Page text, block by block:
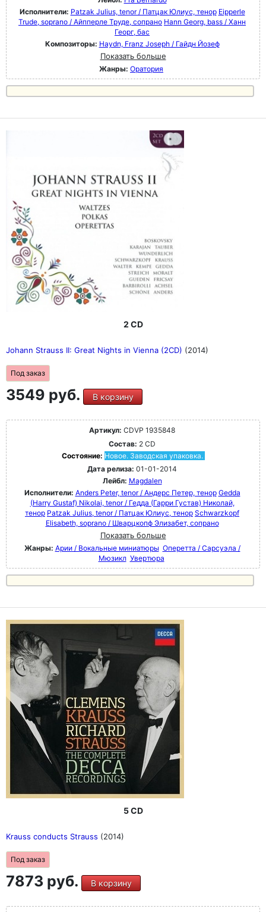
Исполнители: Patzak Julius, tenor / Патцак Юлиус, тенор Eipperle
Trude, soprano / Айпперле Труде, сопрано Hann Georg, bass / Ханн
Георг, бас
Композиторы: Haydn, Franz Joseph / Гайдн Йозеф
Показать больше
Жанры: Оратория
2 CD
Johann Strauss II: Great Nights in Vienna (2CD) (2014)
Под заказ
3549 руб. В корзину
Артикул: CDVP 1935848
Состав: 2 CD
Состояние: Новое. Заводская упаковка.
Дата релиза: 01-01-2014
Лейбл: Magdalen
Исполнители: Anders Peter, tenor / Андерс Петер, тенор Gedda
(Harry Gustaf) Nikolai, tenor / Гедда (Гарри Густав) Николай,
тенор Patzak Julius, tenor / Патцак Юлиус, тенор Schwarzkopf
Elisabeth, soprano / Шварцкопф Элизабет, сопрано
Показать больше
Жанры: Арии / Вокальные миниатюры Оперетта / Сарсуэла /
Мюзикл Увертюра
5 CD
Krauss conducts Strauss (2014)
Под заказ
7873 руб. В корзину